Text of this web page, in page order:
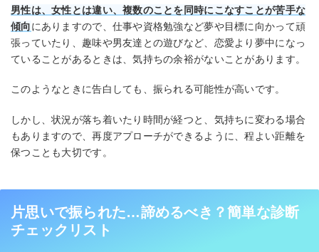
男性は、女性とは違い、複数のことを同時にこなすことが苦手な
傾向にありますので、仕事や資格勉強など夢や目標に向かって頑
張っていたり、趣味や男友達との遊びなど、恋愛より夢中になっ
ていることがあるときは、気持ちの余裕がないことがあります。
このようなときに告白しても、振られる可能性が高いです。
しかし、状況が落ち着いたり時間が経つと、気持ちに変わる場合
もありますので、再度アプローチができるように、程よい距離を
保つことも大切です。
片思いで振られた…諦めるべき？簡単な診断
チェックリスト